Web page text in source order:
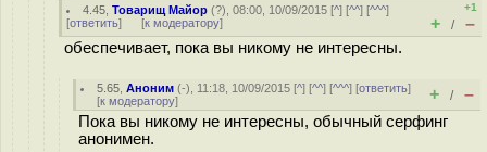
4.45 ,Товарищ Майор (?), 08:00, 10/09/2015 [^] [^^] [^^^]
[ответить] [к модератору]
+1
+ / –
обеспечивает, пока вы никому не интересны.
5.65 ,Аноним (-), 11:18, 10/09/2015 [^] [^^] [^^^] [ответить]
[к модератору] + / –
Пока вы никому не интересны, обычный серфинг
анонимен.